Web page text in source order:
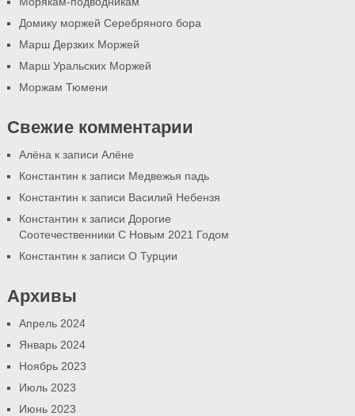
Домику моржей Серебряного бора
Марш Дерзких Моржей
Марш Уральских Моржей
Моржам Тюмени
Свежие комментарии
Алёна к записи Алёне
Константин к записи Медвежья падь
Константин к записи Василий Небензя
Константин к записи Дорогие
Соотечественники С Новым 2021 Годом
Константин к записи О Турции
Архивы
Апрель 2024
Январь 2024
Ноябрь 2023
Июль 2023
Июнь 2023